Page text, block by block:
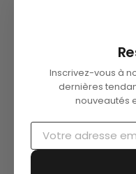
Inscrivez-vous à
dernières
nouveautés